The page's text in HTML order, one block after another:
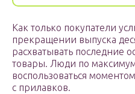
Как только покупатели
прекращении выпуска
расхватывать последние
товары. Люди по
воспользоваться
с прилавков.